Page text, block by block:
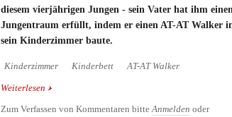
diesem vierjährigen Jungen - sein Vater hat ihm
Jungentraum erfüllt, indem er einen AT-AT Walker
sein Kinderzimmer baute.
Kinderzimmer Kinderbett AT-AT Walker
Weiterlesen über Ein AT-AT Walker Kinderbett für das
Zum Verfassen von Kommentaren bitteAnmelden oder